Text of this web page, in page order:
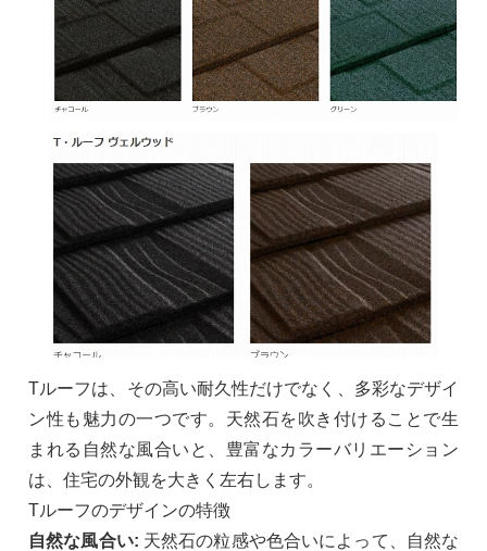
Tルーフは、その高い耐久性だけでなく、多彩なデザイ
ン性も魅力の一つです。天然石を吹き付けることで生
まれる自然な風合いと、豊富なカラーバリエーション
は、住宅の外観を大きく左右します。
Tルーフのデザインの特徴
自然な風合い: 天然石の粒感や色合いによって、自然な